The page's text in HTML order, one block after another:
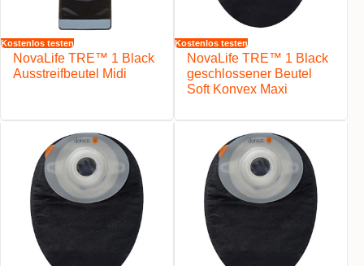
Kostenlos testen
NovaLife TRE™ 1 Black
Ausstreifbeutel Midi
Kostenlos testen
NovaLife TRE™ 1 Black
geschlossener Beutel
Soft Konvex Maxi